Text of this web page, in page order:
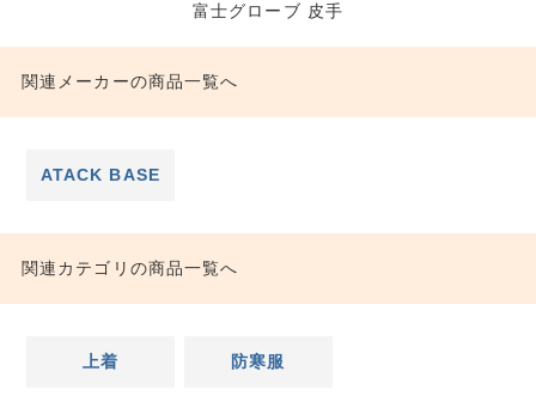
富士グローブ 皮手
関連メーカーの商品一覧へ
ATACK BASE
関連カテゴリの商品一覧へ
上着 防寒服